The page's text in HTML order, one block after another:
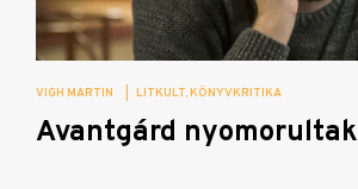
VIGH MARTIN LITKULT KÖNYVKRITIKA
Avantgárd nyomorultak